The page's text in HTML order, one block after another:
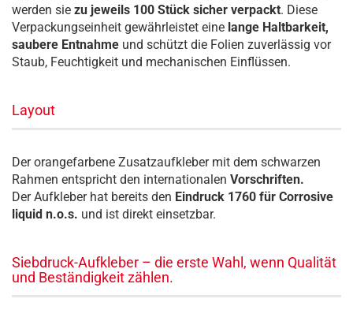
werden sie zu jeweils 100 Stück sicher verpackt. Diese
Verpackungseinheit gewährleistet eine lange Haltbarkeit,
saubere Entnahme und schützt die Folien zuverlässig vor
Staub, Feuchtigkeit und mechanischen Einflüssen.
Layout
Der orangefarbene Zusatzaufkleber mit dem schwarzen
Rahmen entspricht den internationalen Vorschriften.
Der Aufkleber hat bereits den Eindruck 1760 für Corrosive
liquid n.o.s. und ist direkt einsetzbar.
Siebdruck-Aufkleber – die erste Wahl, wenn Qualität
und Beständigkeit zählen.